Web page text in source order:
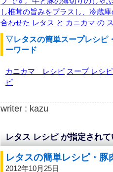
し椎茸の旨みをプラスし、冷蔵
合わせた レタス と カニカマ の
▽レタスの簡単スープレシピ
ーワード
カニカマ レシピ スープ レシピ
ピ
writer : kazu
レタス レシピ が指定され
レタスの簡単レシピ・
2012年10月25日